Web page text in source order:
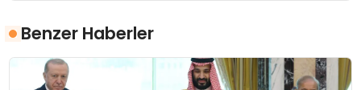
Benzer Haberler